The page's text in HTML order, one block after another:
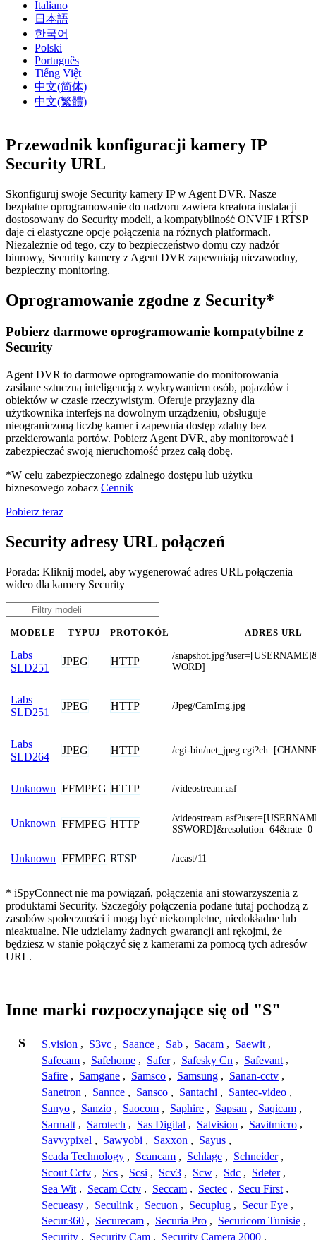
Italiano
日本語
한국어
Polski
Português
Tiếng Việt
中文(简体)
中文(繁體)
Przewodnik konfiguracji kamery IP
Security URL
Skonfiguruj swoje Security kamery IP w Agent DVR. Nasze
bezpłatne oprogramowanie do nadzoru zawiera kreatora instalacji
dostosowany do Security modeli, a kompatybilność ONVIF i RTSP
daje ci elastyczne opcje połączenia na różnych platformach.
Niezależnie od tego, czy to bezpieczeństwo domu czy nadzór
biurowy, Security kamery z Agent DVR zapewniają niezawodny,
bezpieczny monitoring.
Oprogramowanie zgodne z Security*
Pobierz darmowe oprogramowanie kompatybilne z
Security
Agent DVR to darmowe oprogramowanie do monitorowania
zasilane sztuczną inteligencją z wykrywaniem osób, pojazdów i
obiektów w czasie rzeczywistym. Oferuje przyjazny dla
użytkownika interfejs na dowolnym urządzeniu, obsługuje
nieograniczoną liczbę kamer i zapewnia dostęp zdalny bez
przekierowania portów. Pobierz Agent DVR, aby monitorować i
zabezpieczać swoją nieruchomość przez całą dobę.
*W celu zabezpieczonego zdalnego dostępu lub użytku
biznesowego zobacz Cennik
Pobierz teraz
Security adresy URL połączeń
Porada: Kliknij model, aby wygenerować adres URL połączenia
wideo dla kamery Security
MODELE TYPUJ PROTOKÓŁ ADRES URL
Labs
SLD251
JPEG HTTP
/
WORD]
Labs
SLD251
JPEG HTTP /Jpeg/CamImg.jpg
Labs
SLD264
JPEG HTTP /cgi-bin/
Unknown FFMPEG HTTP /videostream.asf
Unknown FFMPEG HTTP
/
SSWORD]&resolution=64&rate=0
Unknown FFMPEG RTSP /ucast/11
* iSpyConnect nie ma powiązań, połączenia ani stowarzyszenia z
produktami Security. Szczegóły połączenia podane tutaj pochodzą z
zasobów społeczności i mogą być niekompletne, niedokładne lub
nieaktualne. Nie udzielamy żadnych gwarancji ani rękojmi, że
będziesz w stanie połączyć się z kamerami za pomocą tych adresów
URL.
Inne marki rozpoczynające się od "S"
S S.vision , S3vc , Saance , Sab , Sacam , Saewit ,
Safecam , Safehome , Safer , Safesky Cn , Safevant ,
Safire , Samgane , Samsco , Samsung , Sanan-cctv ,
Sanetron , Sannce , Sansco , Santachi , Santec-video ,
Sanyo , Sanzio , Saocom , Saphire , Sapsan , Saqicam ,
Sarmatt , Sarotech , Sas Digital , Satvision , Savitmicro ,
Savvypixel , Sawyobi , Saxxon , Sayus ,
Scada Technology , Scancam , Schlage , Schneider ,
Scout Cctv , Scs , Scsi , Scv3 , Scw , Sdc , Sdeter ,
Sea Wit , Secam Cctv , Seccam , Sectec , Secu First ,
Secueasy , Seculink , Secuon , Secuplug , Secur Eye ,
Secur360 , Securecam , Securia Pro , Securicom Tunisie ,
Security , Security Cam , Security Camera 2000 ,